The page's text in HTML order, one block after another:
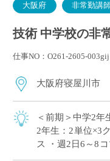
大阪府 非常勤講
技術 中学校の非
仕事NO：O261-2605-003gij
大阪府寝屋川市
＜前期＞中学2年
2年生：2単位×3
ス ・週2日6～8